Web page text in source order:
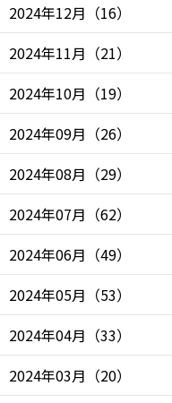
2024年12月 （16）
2024年11月 （21）
2024年10月 （19）
2024年09月 （26）
2024年08月 （29）
2024年07月 （62）
2024年06月 （49）
2024年05月 （53）
2024年04月 （33）
2024年03月 （20）